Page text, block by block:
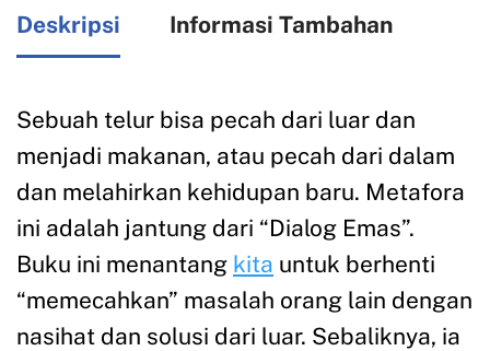
Deskripsi Informasi Tambahan
Sebuah telur bisa pecah dari luar dan
menjadi makanan, atau pecah dari dalam
dan melahirkan kehidupan baru. Metafora
ini adalah jantung dari “Dialog Emas”.
Buku ini menantang kita untuk berhenti
“memecahkan” masalah orang lain dengan
nasihat dan solusi dari luar. Sebaliknya, ia